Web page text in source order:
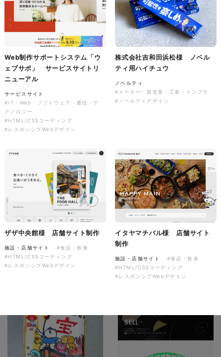
株式会社colorful studio様
『かねた忠右衛門』 サービス
サイト制作
サービスサイト
#アパレル・ファッション
#HTML/CSSコーディング
Web制作サポートシステム「ウ
ェブサポ」 サービスサイトリ
ニューアル
サービスサイト
#IT・Web・ソフトウェア・通信・テ
クノロジー
#HTML/CSSコーディング
#レスポンシブWebデザイン
株式会社吉和田浜松様 ノベル
ティ用ハイチュウ
ノベルティ
#メーカー・製造業・工業・インフラ
#ノベルティデザイン
ザザ中央館様 店舗サイト制作
施設・店舗サイト
#食品・飲食
#HTML/CSSコーディング
#レスポンシブWebデザイン
イタヤマチバル様 店舗サイト
制作
施設・店舗サイト
#食品・飲食
#HTML/CSSコーディング
#レスポンシブWebデザイン